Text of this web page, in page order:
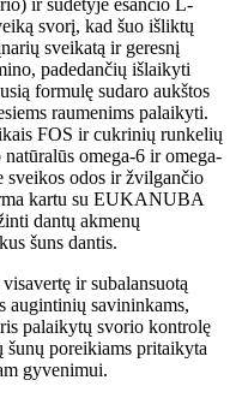
svorį, kad šuo išliktų
sveikatą ir geresnį
padedančių išlaikyti
formulę sudaro aukštos
raumenims palaikyti.
FOS ir cukrinių runkelių
omega-6 ir omega-
sveikos odos ir žvilgančio
kartu su EUKANUBA
dantų akmenų
šuns dantis.
ir subalansuotą
augintinių savininkams,
palaikytų svorio kontrolę
poreikiams pritaikyta
gyvenimui.